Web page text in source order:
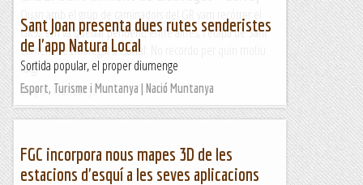
Quan amb el grup de caminadors del GR vam recórrer el
GR92 em va quedar pendent, entre altres, l'etapa de Sant
Climent de Llobregat a Garraf. No recordo per quin motiu
vaig...
Blog de muntanya
Sant Joan presenta dues rutes senderistes
de l'app Natura Local
Sortida popular, el proper diumenge
Esport, Turisme i Muntanya | Nació Muntanya
FGC incorpora nous mapes 3D de les
estacions d'esquí a les seves aplicacions